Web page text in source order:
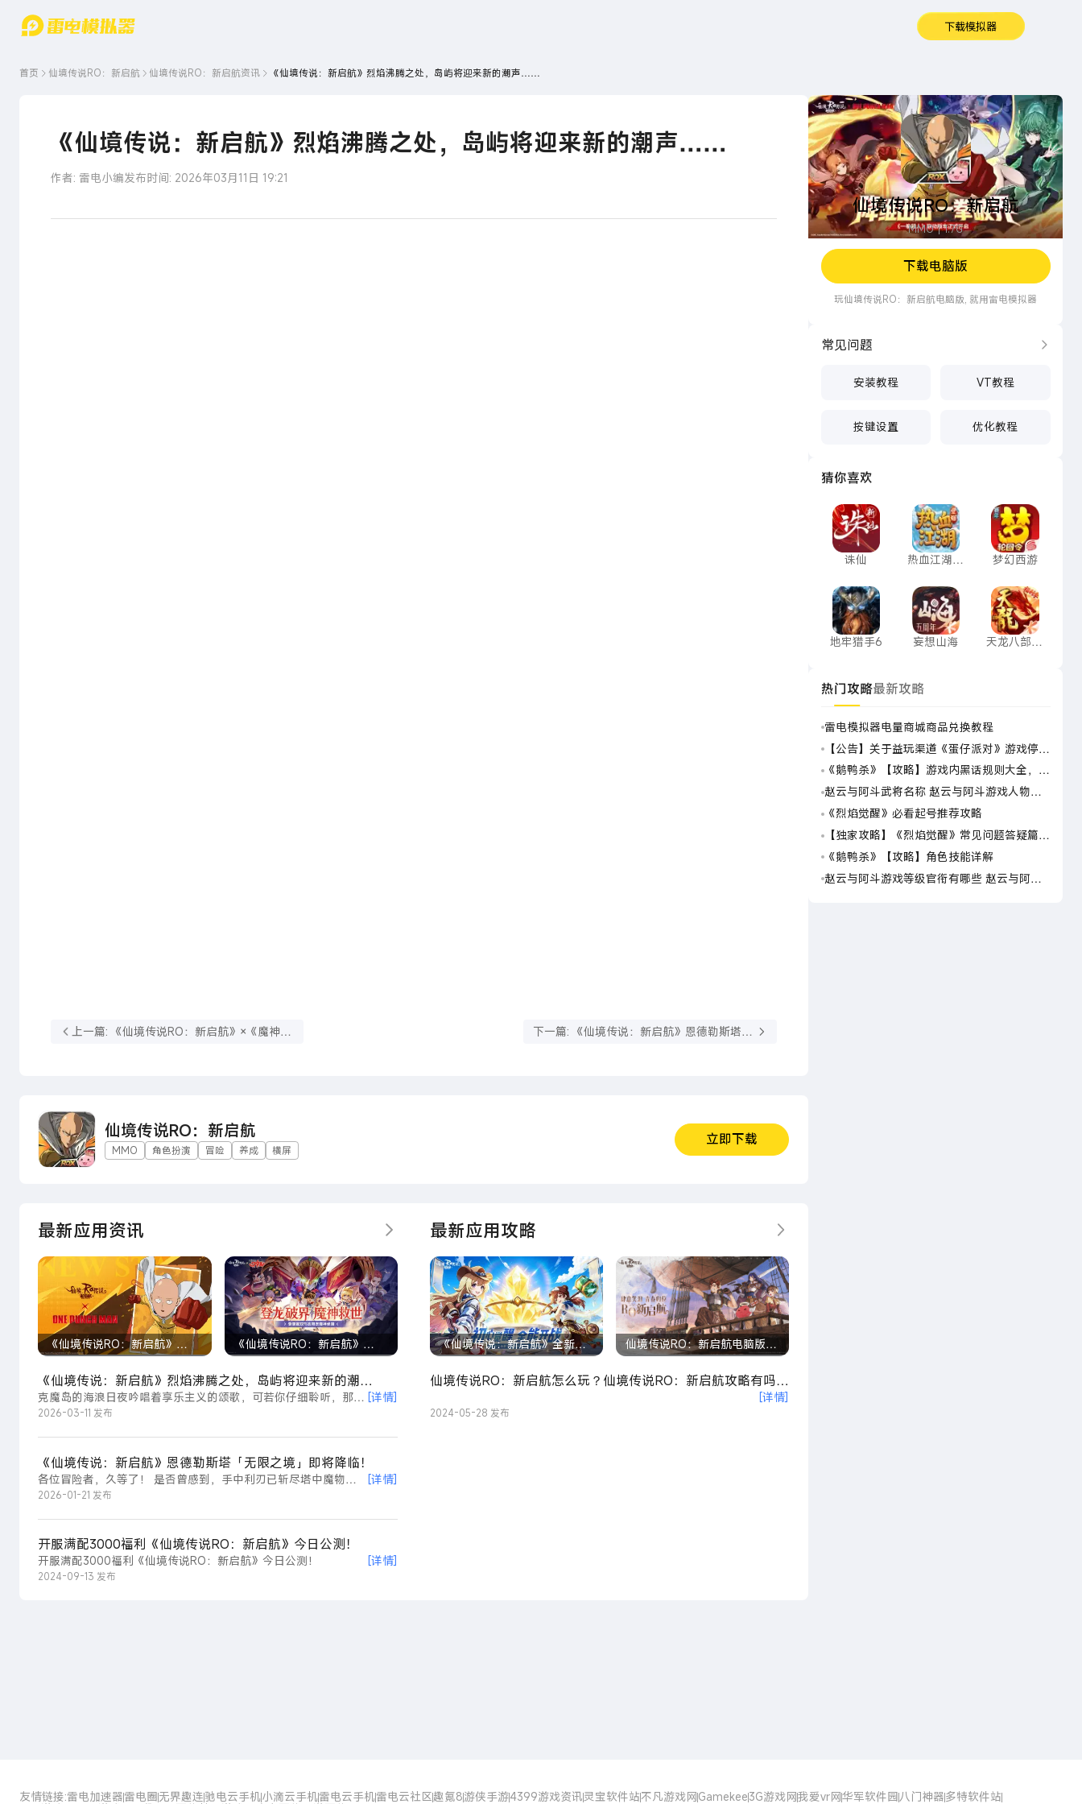
首页
游戏中
心
雷电圈
坛
WIKI
下载模拟器
首页 仙境传说RO：新启航 仙境传说RO：新启航资讯 《仙境传说：新启航》烈焰沸腾之处，岛屿将迎来新的潮声……
《仙境传说：新启航》烈焰沸腾之处，岛屿将迎来新的潮声……
作者: 雷电小编发布时间: 2026年03月11日 19:21
上一篇: 《仙境传说RO：新启航》×《魔神英
下一篇: 《仙境传说：新启航》恩德勒斯塔
仙境传说RO：新启航
MMO 角色扮演 冒险 养成 横屏
立即下载
最新应用资讯 更多
《仙境传说RO：新启航》
力量，一拳K.O.！
《仙境传说RO：新启航》
动确认！
《仙境传说：新启航》烈焰沸腾之处，岛屿将迎来新的潮
声……
克魔岛的海浪日夜吟唱着享乐主义的颂歌，可若你仔细聆听，那歌
声深处，似乎还藏着一些不愿被提起的往事。这...
[详情]
2026-03-11 发布
《仙境传说：新启航》恩德勒斯塔「无限之境」即将降临！
各位冒险者，久等了！ 是否曾感到，手中利刃已斩尽塔中魔物，
脚下阶梯已踏至最高层，却仍有一腔热血无处挥...
[详情]
2026-01-21 发布
开服满配3000福利《仙境传说RO：新启航》今日公测！
开服满配3000福利《仙境传说RO：新启航》今日公测！ [详情]
2024-09-13 发布
最新应用攻略 更多
《仙境传说：新启航》全新职
仙境传说RO：新启航电脑版怎
程
仙境传说RO：新启航怎么玩？仙境传说RO：新启航攻略有吗？
[详情]
2024-05-28 发布
仙境传说RO：新启航
仙境传说RO：新启航
MMO 1.7G
下载电脑版
玩仙境传说RO：新启航电脑版, 就用雷电模拟器
常见问题 更多
安装教程 VT教程
按键设置 优化教程
猜你喜欢
诛仙
诛仙
热血江湖：觉醒
热血江湖：
梦幻西游
梦幻西游
地牢猎手6
地牢猎手6
妄想山海
妄想山海
天龙八部手
天龙八部手
热门攻略最新攻略
雷电模拟器电量商城商品兑换教程
【公告】关于益玩渠道《蛋仔派对》游戏停运
转移通知
《鹅鸭杀》【攻略】游戏内黑话规则大全，萌
新速看
赵云与阿斗武将名称 赵云与阿斗游戏人物名
字大全
《烈焰觉醒》必看起号推荐攻略
【独家攻略】《烈焰觉醒》常见问题答疑篇第
一期
《鹅鸭杀》【攻略】角色技能详解
赵云与阿斗游戏等级官衔有哪些 赵云与阿斗
友情链接:雷电加速器雷电圈无界趣连驰电云手机小滴云手机雷电云手机雷电云社区趣氪8游侠手游4399游戏资讯灵宝软件站不凡游戏网Gamekee3G游戏网我爱vr网华军软件园八门神器多特软件站